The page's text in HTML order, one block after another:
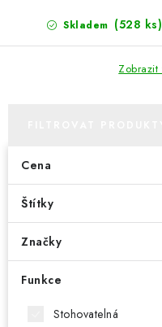
GRILY
Reklamace
Skladem (528 ks)
Cena
Štítky
Značky
Funkce
Stohovatelná